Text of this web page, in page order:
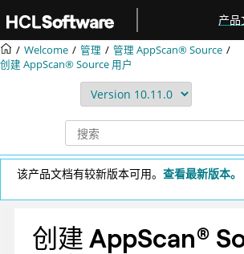
产品
Welcome 管理 管理 AppScan® Source
创建 AppScan® Source 用户
该产品文档有较新版本可用。 查看最新版本。
创建 AppScan®